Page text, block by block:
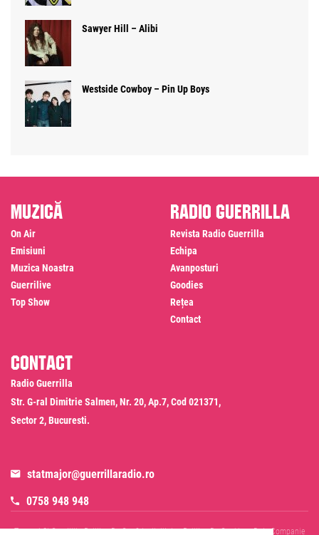
Sawyer Hill – Alibi
Westside Cowboy – Pin Up Boys
Muzică
On Air
Emisiuni
Muzica Noastra
Guerrilive
Top Show
Radio Guerrilla
Revista Radio Guerrilla
Echipa
Avanposturi
Goodies
Rețea
Contact
Contact
Radio Guerrilla
Str. G-ral Dimitrie Salmen, Nr. 20, Ap.7, Cod 021371,
Sector 2, Bucuresti.
statmajor@guerrillaradio.ro
0758 948 948
Termeni Si Conditii Politica De Confidentialitate Politica De Cookies Date Companie